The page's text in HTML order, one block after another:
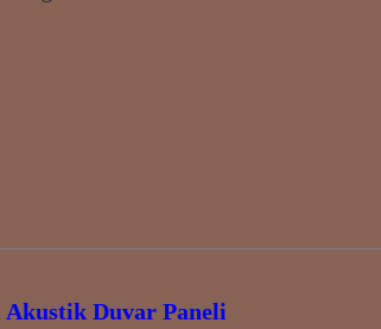
Akustik Duvar Paneli